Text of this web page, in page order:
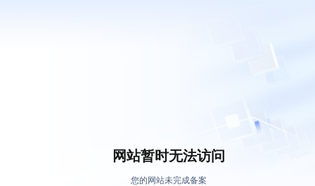
网站暂时无法访问
您的网站未完成备案